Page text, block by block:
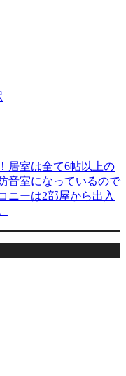
居室は全て6帖以上の
音室になっているので
ニーは2部屋から出入